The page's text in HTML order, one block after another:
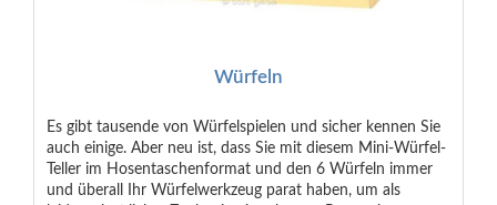
Würfeln
Es gibt tausende von Würfelspielen und sicher kennen Sie
auch einige. Aber neu ist, dass Sie mit diesem Mini-Würfel-
Teller im Hosentaschenformat und den 6 Würfeln immer
und überall Ihr Würfelwerkzeug parat haben, um als